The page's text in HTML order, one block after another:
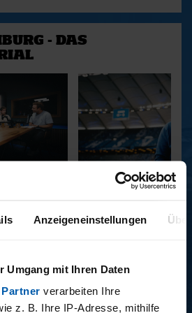
Anzeigeneinstellungen
Umgang mit Ihren Daten
Partner verarbeiten Ihre
z. B. Ihre IP-Adresse, mithilfe
- DAS
11.12.2025
2025/2026